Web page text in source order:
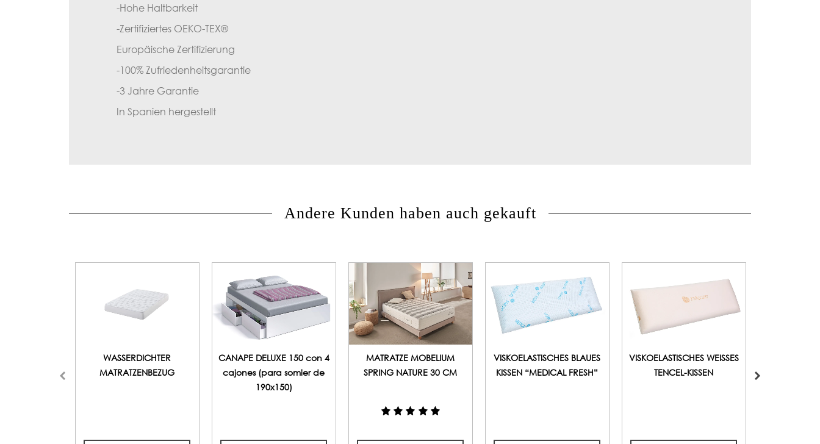
-Hohe Haltbarkeit
-Zertifiziertes OEKO-TEX®
Europäische Zertifizierung
-100% Zufriedenheitsgarantie
-3 Jahre Garantie
In Spanien hergestellt
Andere Kunden haben auch gekauft
WASSERDICHTER
MATRATZENBEZUG
CANAPE DELUXE 150 con 4
cajones (para somier de
190x150)
MATRATZE MOBELIUM
SPRING NATURE 30 CM
VISKOELASTISCHES BLAUES
KISSEN “MEDICAL FRESH”
VISKOELASTISCHES WEISSES
TENCEL-KISSEN